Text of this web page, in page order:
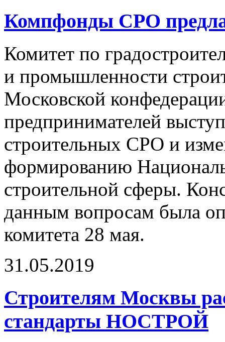
Компфонды СРО
Комитет по
и промышленности
Московской
предпринимателей
строительных СРО и
формированию
строительной сферы.
данным вопросам была
комитета 28 мая.
31.05.2019
Строителям Москвы
стандарты НОСТРОЙ